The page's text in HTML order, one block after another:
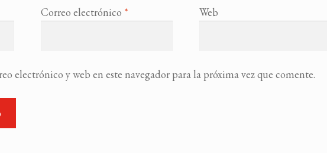
Correo electrónico * Web
electrónico y web en este navegador para la próxima vez que comente.